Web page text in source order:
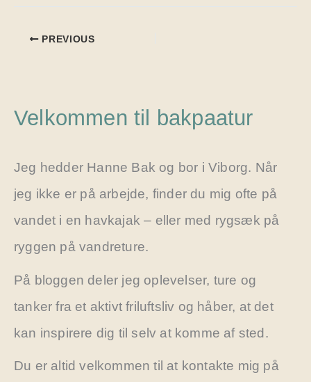
PREVIOUS
Velkommen til bakpaatur
Jeg hedder Hanne Bak og bor i Viborg. Når
jeg ikke er på arbejde, finder du mig ofte på
vandet i en havkajak – eller med rygsæk på
ryggen på vandreture.
På bloggen deler jeg oplevelser, ture og
tanker fra et aktivt friluftsliv og håber, at det
kan inspirere dig til selv at komme af sted.
Du er altid velkommen til at kontakte mig på